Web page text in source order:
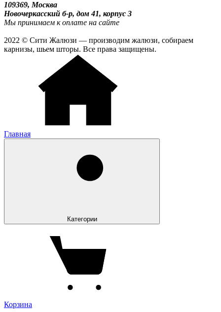
109369, Москва
Новочеркасский б-р, дом 41, корпус 3
Мы принимаем к оплате на сайте
2022 © Сити Жалюзи — производим жалюзи, собираем
карнизы, шьем шторы. Все права защищены.
Главная
Категории
Корзина